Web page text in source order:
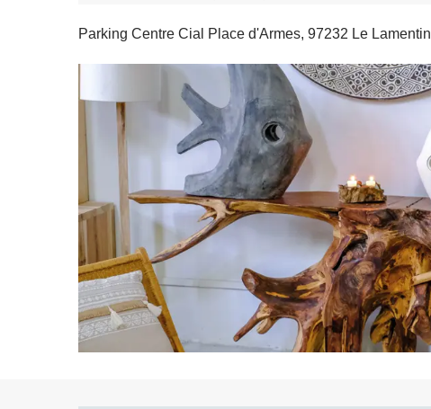
Parking Centre Cial Place d'Armes, 97232 Le Lamentin